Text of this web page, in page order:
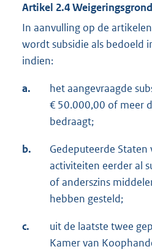
Artikel 2.4
In aanvulling op de
wordt subsidie als bedoeld
indien:
a.
het aangevraagde
€ 50.000,00 of meer
bedraagt;
b.
Gedeputeerde Staten
activiteiten eerder al
of anderszins
hebben gesteld;
c.
uit de laatste twee
Kamer van